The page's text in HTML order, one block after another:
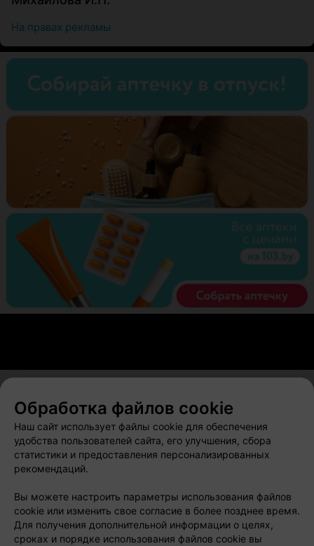
На правах рекламы
О проекте Новости проекта
Вакансии
Публичный договор
Способы оплаты
Публичный договор по использованию сервиса
Написать в поддержку
Связаться по вопросам сотрудничества
Обработка файлов cookie
Наш сайт использует файлы cookie для обеспечения
удобства пользователей сайта, его улучшения, сбора
статистики и предоставления персонализированных
рекомендаций.
Вы можете настроить параметры использования файлов
cookie или изменить свое согласие в более позднее время.
Для получения дополнительной информации о целях,
сроках и порядке использования файлов cookie вы